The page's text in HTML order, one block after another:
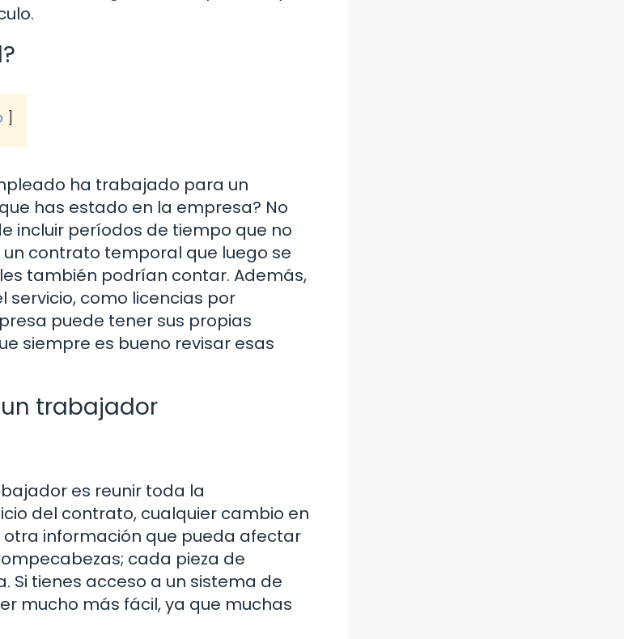
ha trabajado para un
has estado en la empresa? No
incluir períodos de tiempo que no
contrato temporal que luego se
también podrían contar. Además,
servicio, como licencias por
puede tener sus propias
siempre es bueno revisar esas
trabajador
es reunir toda la
del contrato, cualquier cambio en
información que pueda afectar
cada pieza de
Si tienes acceso a un sistema de
mucho más fácil, ya que muchas